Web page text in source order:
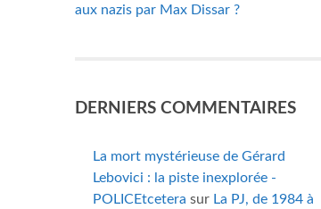
aux nazis par Max Dissar ?
DERNIERS COMMENTAIRES
La mort mystérieuse de Gérard
Lebovici : la piste inexplorée -
POLICEtcetera sur La PJ, de 1984 à